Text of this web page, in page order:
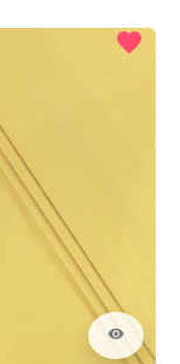
visibility
favorite